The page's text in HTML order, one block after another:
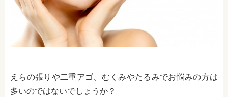
えらの張りや二重アゴ、むくみやたるみでお悩みの方は
多いのではないでしょうか？